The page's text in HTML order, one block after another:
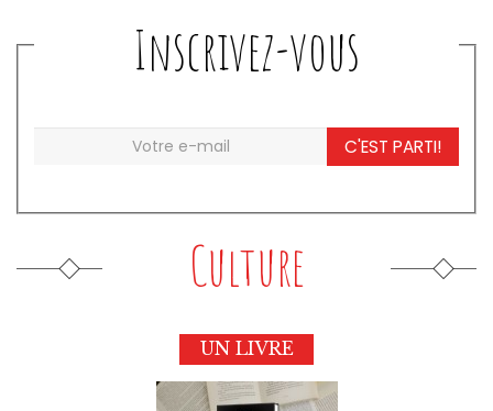
Inscrivez-vous
C'EST PARTI!
Culture
UN LIVRE